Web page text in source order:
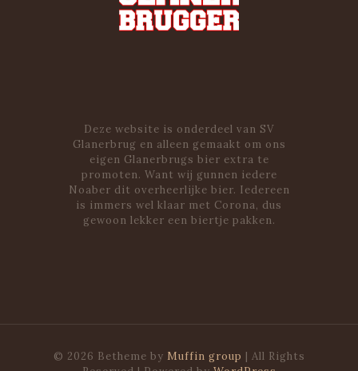
Deze website is onderdeel van SV
Glanerbrug en alleen gemaakt om ons
eigen Glanerbrugs bier extra te
promoten. Want wij gunnen iedere
Noaber dit overheerlijke bier. Iedereen
is immers wel klaar met Corona, dus
gewoon lekker een biertje pakken.
© 2026 Betheme by Muffin group | All Rights